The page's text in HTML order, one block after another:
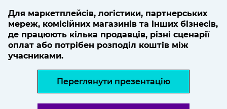
Для маркетплейсів, логістики, партнерських
мереж, комісійних магазинів та інших бізнесів,
де працюють кілька продавців, різні сценарії
оплат або потрібен розподіл коштів між
учасниками.
Переглянути презентацію